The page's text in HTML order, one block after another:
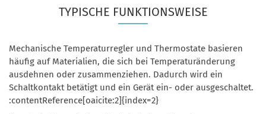
TYPISCHE FUNKTIONSWEISE
Mechanische Temperaturregler und Thermostate basieren
häufig auf Materialien, die sich bei Temperaturänderung
ausdehnen oder zusammenziehen. Dadurch wird ein
Schaltkontakt betätigt und ein Gerät ein- oder ausgeschaltet.
:contentReference[oaicite:2]{index=2}